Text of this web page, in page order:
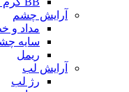
آرایش چشم
مداد و
سایه
ریمل
آرایش لب
رژ لب